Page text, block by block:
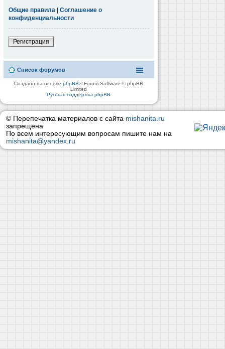
Общие правила | Соглашение о
конфиденциальности
Регистрация
Список форумов
Создано на основеphpBB® Forum Software © phpBB
Limited
Русская поддержка phpBB
© Перепечатка материалов с сайта mishanita.ru
запрещена
По всем интересующим вопросам пишите нам на
mishanita@yandex.ru